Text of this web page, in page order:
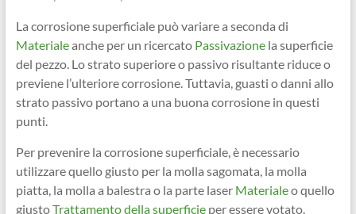
La corrosione superficiale può variare a seconda di
Materialeanche per un ricercatoPassivazionela superficie
del pezzo. Lo strato superiore o passivo risultante riduce o
previene l’ulteriore corrosione. Tuttavia, guasti o danni allo
strato passivo portano a una buona corrosione in questi
punti.
Per prevenire la corrosione superficiale, è necessario
utilizzare quello giusto per la molla sagomata, la molla
piatta, la molla a balestra o la parte laserMaterialeo quello
giustoTrattamento della superficieper essere votato.